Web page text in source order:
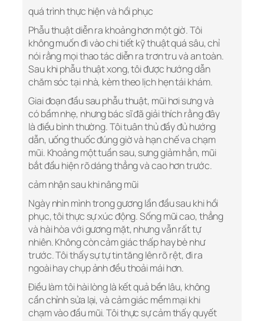
quá trình thực hiện và hồi phục
Phẫu thuật diễn ra khoảng hơn một giờ. Tôi
không muốn đi vào chi tiết kỹ thuật quá sâu, chỉ
nói rằng mọi thao tác diễn ra trơn tru và an toàn.
Sau khi phẫu thuật xong, tôi được hướng dẫn
chăm sóc tại nhà, kèm theo lịch hẹn tái khám.
Giai đoạn đầu sau phẫu thuật, mũi hơi sưng và
có bầm nhẹ, nhưng bác sĩ đã giải thích rằng đây
là điều bình thường. Tôi tuân thủ đầy đủ hướng
dẫn, uống thuốc đúng giờ và hạn chế va chạm
mũi. Khoảng một tuần sau, sưng giảm hẳn, mũi
bắt đầu hiện rõ dáng thẳng và cao hơn trước.
cảm nhận sau khi nâng mũi
Ngày nhìn mình trong gương lần đầu sau khi hồi
phục, tôi thực sự xúc động. Sống mũi cao, thẳng
và hài hòa với gương mặt, nhưng vẫn rất tự
nhiên. Không còn cảm giác thấp hay bè như
trước. Tôi thấy sự tự tin tăng lên rõ rệt, đi ra
ngoài hay chụp ảnh đều thoải mái hơn.
Điều làm tôi hài lòng là kết quả bền lâu, không
cần chỉnh sửa lại, và cảm giác mềm mại khi
chạm vào đầu mũi. Tôi thực sự cảm thấy quyết